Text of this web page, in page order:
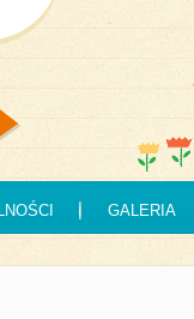
GALERIA